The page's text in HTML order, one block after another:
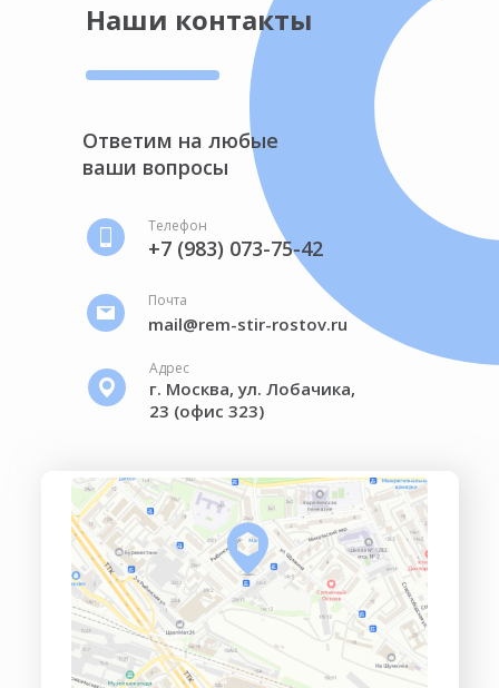
Наши контакты
Ответим на любые
ваши вопросы
Телефон
+7 (983) 073-75-42
Адрес
г. Москва, ул. Лобачика,
23 (офис 323)
mail@rem-stir-rostov.ru
Почта